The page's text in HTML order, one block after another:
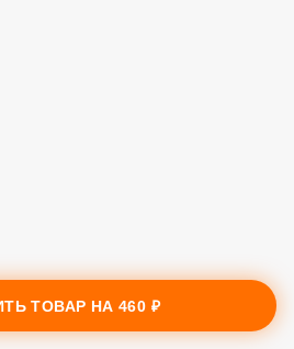
ТОВАР НА460 ₽